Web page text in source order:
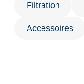
Filtration
Accessoires